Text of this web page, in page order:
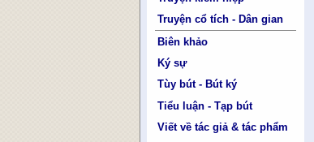
Truyện cổ tích - Dân gian
Biên khảo
Ký sự
Tùy bút - Bút ký
Tiểu luận - Tạp bút
Viết về tác giả & tác phẩm